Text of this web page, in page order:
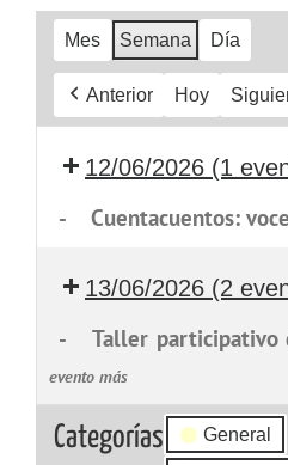
Mes Semana Día
Anterior Hoy
12/06/2026 (1
- Cuentacuentos:
13/06/2026 (2
- Taller participativo
evento más
Categorías
General